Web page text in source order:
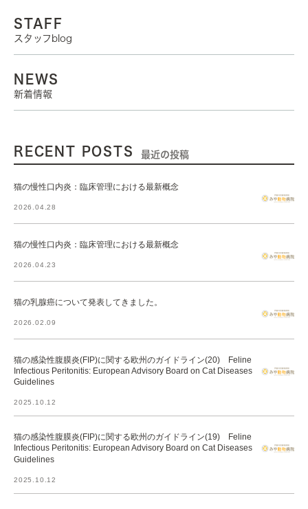
STAFF
スタッフblog
NEWS
新着情報
RECENT POSTS 最近の投稿
猫の慢性口内炎：臨床管理における最新概念
2026.04.28
猫の慢性口内炎：臨床管理における最新概念
2026.04.23
猫の乳腺癌について発表してきました。
2026.02.09
猫の感染性腹膜炎(FIP)に関する欧州のガイドライン(20) Feline
Infectious Peritonitis: European Advisory Board on Cat Diseases
Guidelines
2025.10.12
猫の感染性腹膜炎(FIP)に関する欧州のガイドライン(19) Feline
Infectious Peritonitis: European Advisory Board on Cat Diseases
Guidelines
2025.10.12